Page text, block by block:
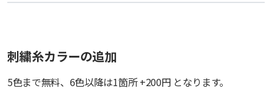
刺繍糸カラーの追加
5色まで無料、6色以降は1箇所 +200円 となります。